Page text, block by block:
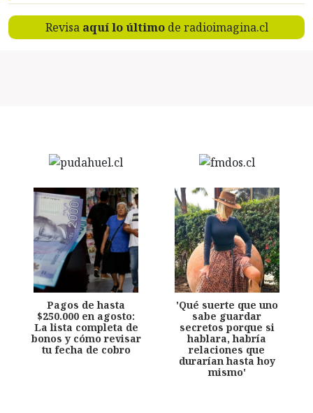
Revisa aquí lo últimode radioimagina.cl
Pagos de hasta
$250.000 en agosto:
La lista completa de
bonos y cómo revisar
tu fecha de cobro
'Qué suerte que uno
sabe guardar
secretos porque si
hablara, habría
relaciones que
durarían hasta hoy
mismo'